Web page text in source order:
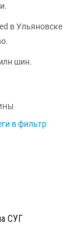
в Ульяновске
шин.
в фильтр
СУГ